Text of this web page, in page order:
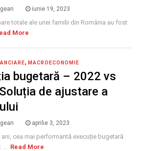
iunie 19, 2023
totale ale unei familii din România au fost
More
, MACROECONOMIE
bugetară – 2022 vs
de ajustare a
aprilie 3, 2023
ani, cea mai performantă execuție bugetară
... Read More